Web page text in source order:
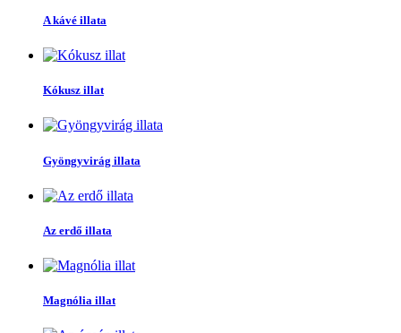
A kávé illata
Kókusz illat
Gyöngyvirág illata
Az erdő illata
Magnólia illat